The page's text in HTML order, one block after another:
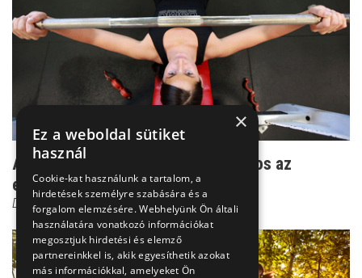
Amikor a rendszeres sportolás káros az
egészségre
Dr. Boross György
×
Ez a weboldal sütiket
használ
Cookie-kat használunk a tartalom, a
hirdetések személyre szabására és a
forgalom elemzésére. Webhelyünk Ön általi
használatára vonatkozó információkat
megosztjuk hirdetési és elemző
partnereinkkel is, akik egyesíthetik azokat
más információkkal, amelyeket Ön